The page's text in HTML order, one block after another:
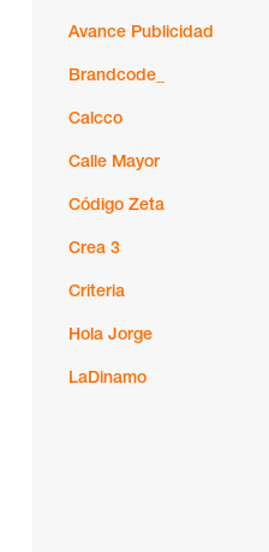
Avance Publicidad
Brandcode_
Calcco
Calle Mayor
Código Zeta
Crea 3
Criteria
Hola Jorge
LaDinamo